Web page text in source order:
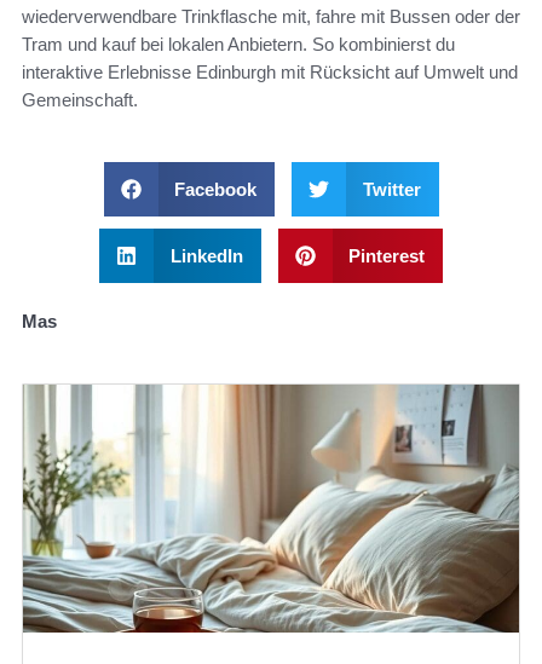
wiederverwendbare Trinkflasche mit, fahre mit Bussen oder der
Tram und kauf bei lokalen Anbietern. So kombinierst du
interaktive Erlebnisse Edinburgh mit Rücksicht auf Umwelt und
Gemeinschaft.
Facebook Twitter
LinkedIn Pinterest
Mas